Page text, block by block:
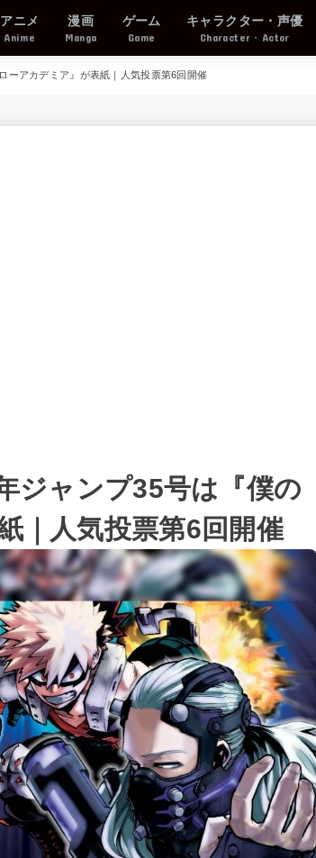
アニメ
Anime
漫画
Manga
ゲーム
Game
キャラクター・声優
Character・Actor
ーアカデミア』が表紙｜人気投票第6回開催
ジャンプ35号は『僕の
｜人気投票第6回開催